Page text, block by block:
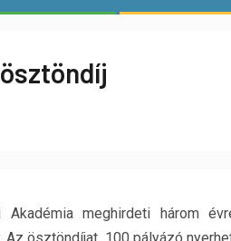
Akadémia meghirdeti három